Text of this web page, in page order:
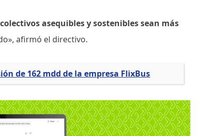
asequibles y sostenibles sean más
afirmó el directivo.
de 162 mdd de la empresa FlixBus